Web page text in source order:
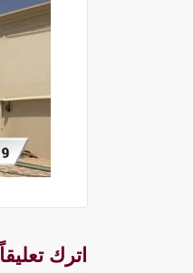
اترك تعليقاً